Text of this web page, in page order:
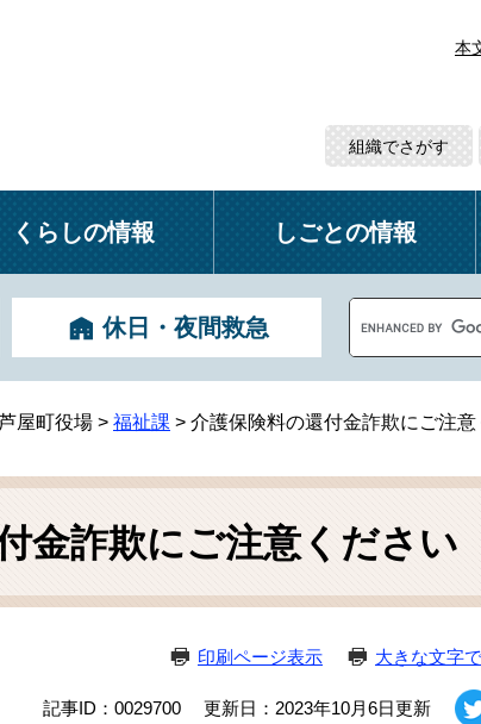
本
組織でさがす
くらしの情報 しごとの情報
休日・夜間救急
o
g
l
e
ス
ム
検
屋町役場 > 福祉課 > 介護保険料の還付金詐欺にご注意
金詐欺にご注意ください
印刷ページ表示 大きな文字
記事ID：0029700 更新日：2023年10月6日更新